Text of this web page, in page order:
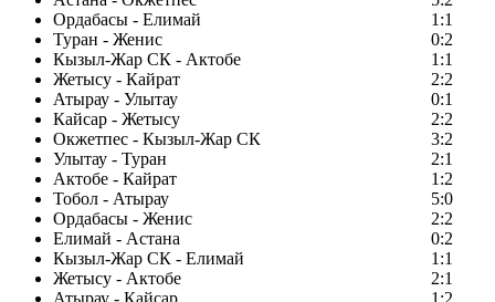
Ордабасы - Елимай
1:1
Туран - Женис
0:2
Кызыл-Жар СК - Актобе
1:1
Жетысу - Кайрат
2:2
Атырау - Улытау
0:1
Кайсар - Жетысу
2:2
Окжетпес - Кызыл-Жар СК
3:2
Улытау - Туран
2:1
Актобе - Кайрат
1:2
Тобол - Атырау
5:0
Ордабасы - Женис
2:2
Елимай - Астана
0:2
Кызыл-Жар СК - Елимай
1:1
Жетысу - Актобе
2:1